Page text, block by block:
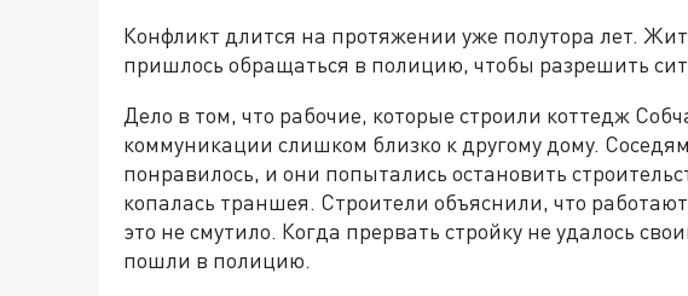
Конфликт длится на протяжении уже полутора лет.
пришлось обращаться в полицию, чтобы разрешить
Дело в том, что рабочие, которые строили коттедж
коммуникации слишком близко к другому дому.
понравилось, и они попытались остановить
копалась траншея. Строители объяснили, что
это не смутило. Когда прервать стройку не удалось
пошли в полицию.